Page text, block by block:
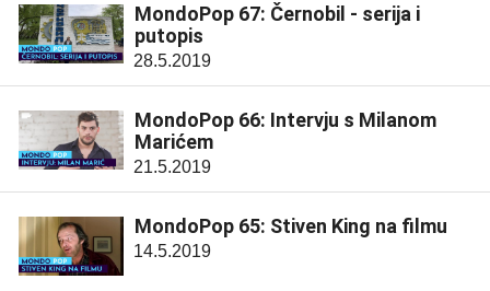
MondoPop 67: Černobil - serija i
putopis
28.5.2019
MondoPop 66: Intervju s Milanom
Marićem
21.5.2019
MondoPop 65: Stiven King na filmu
14.5.2019